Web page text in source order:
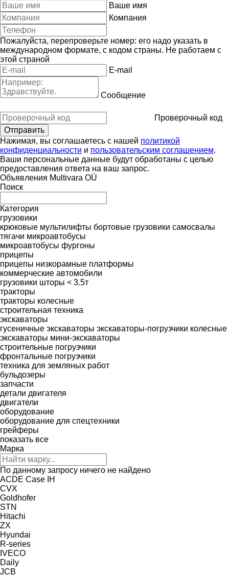
Ваше имя
Компания
Пожалуйста, перепроверьте номер: его надо указать в
международном формате, с кодом страны. Не работаем с
этой страной
E-mail
Сообщение
Проверочный код
Нажимая, вы соглашаетесь с нашей политикой
конфиденциальности и пользовательским соглашением.
Ваши персональные данные будут обработаны с целью
предоставления ответа на ваш запрос.
Объявления Multivara OÜ
Поиск
Категория
грузовики
крюковые мультилифты бортовые грузовики самосвалы
тягачи микроавтобусы
микроавтобусы фургоны
прицепы
прицепы низкорамные платформы
коммерческие автомобили
грузовики шторы < 3.5т
тракторы
тракторы колесные
строительная техника
экскаваторы
гусеничные экскаваторы экскаваторы-погрузчики колесные
экскаваторы мини-экскаваторы
строительные погрузчики
фронтальные погрузчики
техника для земляных работ
бульдозеры
запчасти
детали двигателя
двигатели
оборудование
оборудование для спецтехники
грейферы
показать все
Марка
По данному запросу ничего не найдено
ACDE Case IH
CVX
Goldhofer
STN
Hitachi
ZX
Hyundai
R-series
IVECO
Daily
JCB